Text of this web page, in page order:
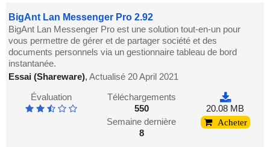
BigAnt Lan Messenger Pro 2.92
BigAnt Lan Messenger Pro est une solution tout-en-un pour
vous permettre de gérer et de partager société et des
documents personnels via un gestionnaire tableau de bord
instantanée.
Essai (Shareware),Actualisé 20 April 2021
Évaluation
Téléchargements
550
Semaine dernière
8
20.08 MB
Acheter